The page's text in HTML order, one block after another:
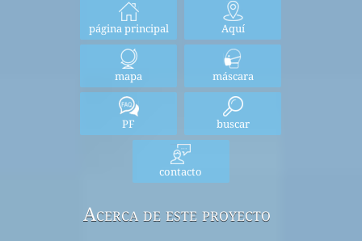
página principal Aquí
mapa máscara
PF buscar
contacto
Acerca de este proyecto